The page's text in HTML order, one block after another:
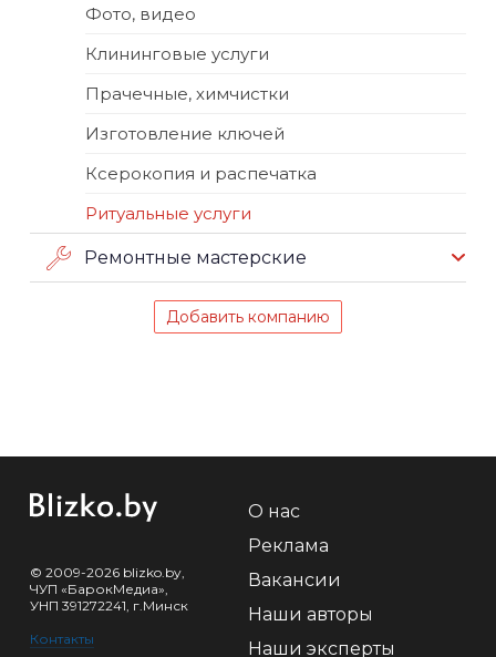
Фото, видео
Клининговые услуги
Прачечные, химчистки
Изготовление ключей
Ксерокопия и распечатка
Ритуальные услуги
Ремонтные мастерские
Добавить компанию
© 2009-2026 blizko.by,
ЧУП «БарокМедиа»,
УНП 391272241, г.Минск
Контакты
О нас
Реклама
Вакансии
Наши авторы
Наши эксперты